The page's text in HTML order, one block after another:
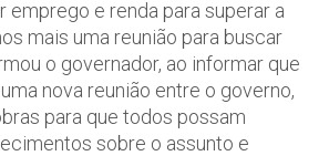
emprego e renda para superar a
mais uma reunião para buscar
o governador, ao informar que
nova reunião entre o governo,
para que todos possam
sobre o assunto e